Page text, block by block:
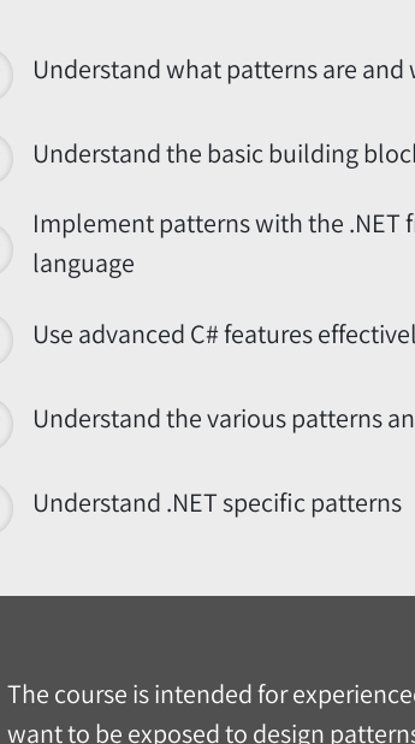
Understand what patterns are and
Understand the basic building
Implement patterns with the .NET
language
Use advanced C# features
Understand the various patterns
Understand .NET specific patterns
The course is intended for
want to be exposed to design